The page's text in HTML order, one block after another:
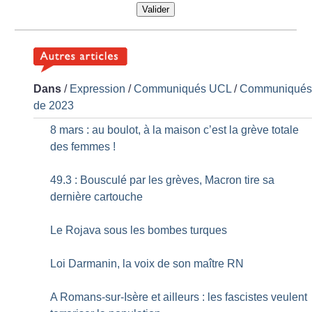
Valider
Dans / Expression /Communiqués UCL /Communiqués
de 2023
8 mars : au boulot, à la maison c’est la grève totale
des femmes !
49.3 : Bousculé par les grèves, Macron tire sa
dernière cartouche
Le Rojava sous les bombes turques
Loi Darmanin, la voix de son maître RN
A Romans-sur-Isère et ailleurs : les fascistes veulent